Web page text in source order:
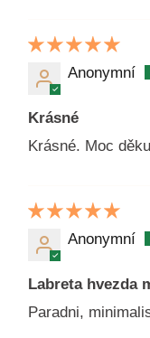
Anonymní
Krásné
Krásné. Moc
Anonymní
Labreta hvezda
Paradni,